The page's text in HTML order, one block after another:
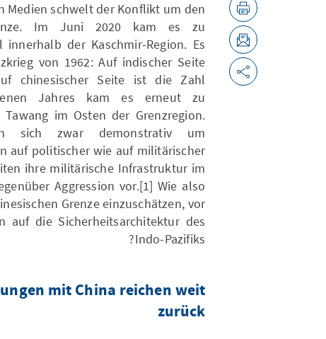
Medien schwelt der Konflikt um den
Im Juni 2020 kam es zu
innerhalb der Kaschmir-Region. Es
von 1962: Auf indischer Seite
chinesischer Seite ist die Zahl
Jahres kam es erneut zu
im Osten der Grenzregion.
sich zwar demonstrativ um
auf politischer wie auf militärischer
ihre militärische Infrastruktur im
Aggression vor.[1] Wie also
Grenze einzuschätzen, vor
auf die Sicherheitsarchitektur des
Indo-Pazifiks?
mit China reichen weit
zurück